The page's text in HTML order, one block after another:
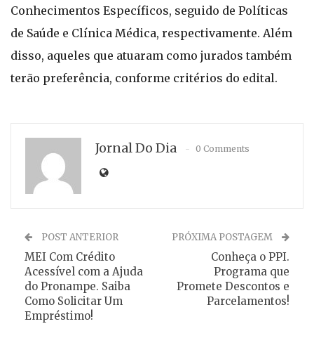
Conhecimentos Específicos, seguido de Políticas
de Saúde e Clínica Médica, respectivamente. Além
disso, aqueles que atuaram como jurados também
terão preferência, conforme critérios do edital.
Jornal Do Dia 0 Comments
POST ANTERIOR
MEI Com Crédito
Acessível com a Ajuda
do Pronampe. Saiba
Como Solicitar Um
Empréstimo!
PRÓXIMA POSTAGEM
Conheça o PPI.
Programa que
Promete Descontos e
Parcelamentos!